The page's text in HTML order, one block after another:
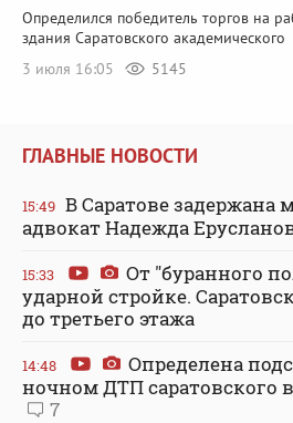
Определился победитель торгов на
здания Саратовского академического
3 июля 16:05
5145
ГЛАВНЫЕ НОВОСТИ
15:49 В Саратове задержана
адвокат Надежда
15:33
От "буранного
ударной стройке.
до третьего этажа
14:48
Определена
ночном ДТП саратовского
7